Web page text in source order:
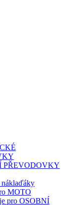
MOTO
pro OSOBNÍ